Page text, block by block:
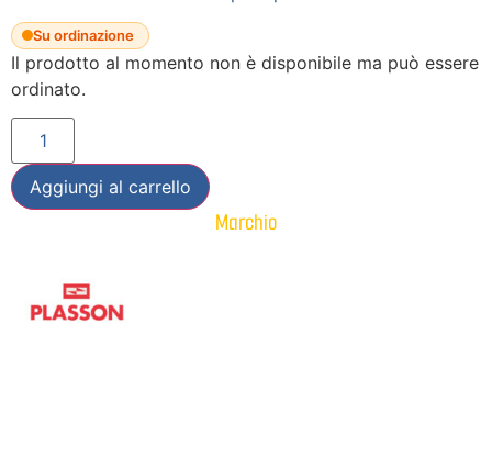
Su ordinazione
Il prodotto al momento non è disponibile ma può essere
ordinato.
Aggiungi al carrello
Marchio